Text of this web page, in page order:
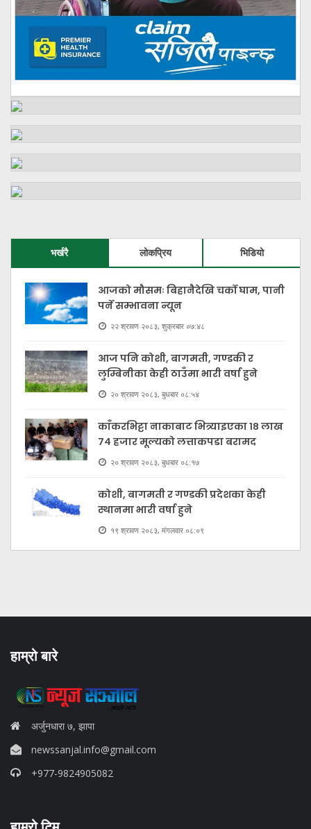
भर्खरै लोकप्रिय भिडियो
आजको मौसमः बिहानैदेखि चर्को घाम, पानी
पर्ने सम्भावना न्यून
२२ श्रावण २०८३, शुक्रबार ०७:४८
आज पनि कोशी, बागमती, गण्डकी र
लुम्बिनीका केही ठाउँमा भारी वर्षा हुने
२० श्रावण २०८३, बुधबार ०८:५४
काँकरभिट्टा नाकाबाट भित्र्याइएका १८ लाख
७४ हजार मूल्यकाे लत्ताकपडा बरामद
२० श्रावण २०८३, बुधबार ०८:१७
कोशी, बागमती र गण्डकी प्रदेशका केही
स्थानमा भारी वर्षा हुने
१९ श्रावण २०८३, मंगलवार ०८:०९
हाम्रो बारे
अर्जुनधारा ७, झापा
newssanjal.info@gmail.com
+977-9824905082
b88 slot